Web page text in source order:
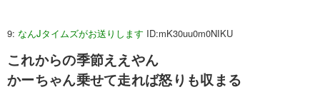
9: なんJタイムズがお送りします ID:mK30uu0m0NIKU
これからの季節ええやん
かーちゃん乗せて走れば怒りも収まる